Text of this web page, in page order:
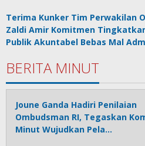
Terima Kunker Tim Perwakilan
Zaldi Amir Komitmen
Publik Akuntabel Bebas Mal
BERITA MINUT
Joune Ganda Hadiri Penilaian
Ombudsman RI, Tegaskan
Minut Wujudkan Pela…